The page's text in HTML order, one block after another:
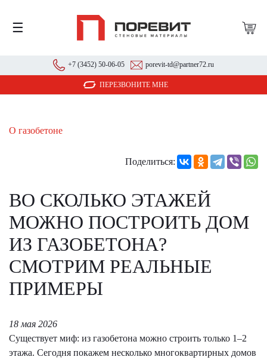
☰
+7 (3452) 50-06-05 porevit-td@partner72.ru
ПЕРЕЗВОНИТЕ МНЕ
О газобетоне
Поделиться:
ВО СКОЛЬКО ЭТАЖЕЙ
МОЖНО ПОСТРОИТЬ ДОМ
ИЗ ГАЗОБЕТОНА?
СМОТРИМ РЕАЛЬНЫЕ
ПРИМЕРЫ
18 мая 2026
Существует миф: из газобетона можно строить только 1–2
этажа. Сегодня покажем несколько многоквартирных домов